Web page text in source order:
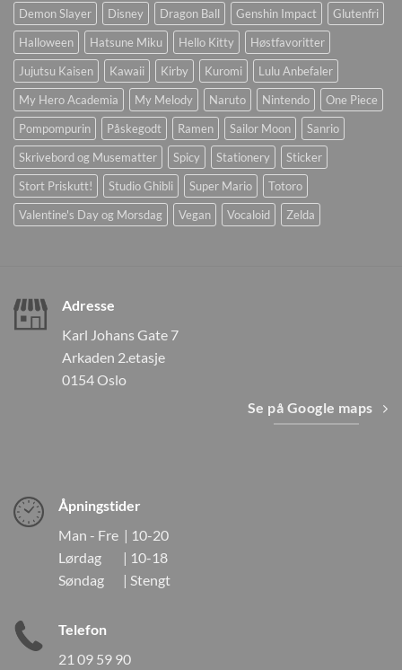
Demon Slayer
Disney Dragon Ball Genshin Impact
Glutenfri
Halloween
Hatsune Miku Hello Kitty
Høstfavoritter
Jujutsu Kaisen
Kawaii Kirby Kuromi
Lulu Anbefaler
My Hero Academia
My Melody Naruto Nintendo
One Piece
Pompompurin
Påskegodt Ramen Sailor Moon
Sanrio
Skrivebord og Musematter
Spicy Stationery
Sticker
Stort Priskutt!
Studio Ghibli Super Mario
Totoro
Valentine's Day og Morsdag
Vegan Vocaloid Zelda
Adresse
Karl Johans Gate 7
Arkaden 2.etasje
0154 Oslo
Se på Google maps
Åpningstider
Man - Fre | 10-20
Lørdag | 10-18
Søndag | Stengt
Telefon
21 09 59 90